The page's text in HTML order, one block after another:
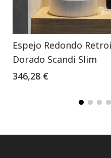
Espejo Redondo
Dorado Scandi Slim
346,28 €